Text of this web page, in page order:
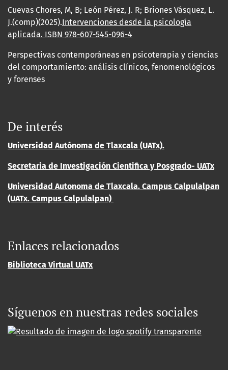
Cuevas Chores, M, B; León Pérez, J. R; Briones Vásquez, L.
J.(comp)(2025).Intervenciones desde la psicología
aplicada. ISBN 978-607-545-096-4
Perspectivas contemporáneas en psicoterapia y ciencias
del comportamiento: análisis clínicos, fenomenológicos
y forenses
De interés
Universidad Autónoma de Tlaxcala (UATx).
Secretaria de Investigación Cientifica y Posgrado- UATx
Universidad Autonoma de Tlaxcala. Campus Calpulalpan
(UATx. Campus Calpulalpan)
Enlaces relacionados
Biblioteca Virtual UATx
Síguenos en nuestras redes sociales